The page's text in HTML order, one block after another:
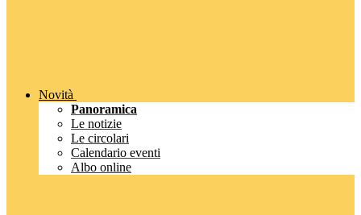
Novità
Panoramica
Le notizie
Le circolari
Calendario eventi
Albo online